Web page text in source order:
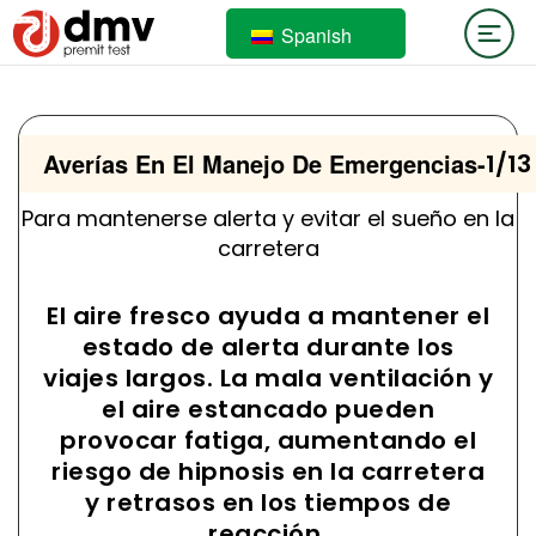
Spanish
Averías En El Manejo De Emergencias-1/13
Para mantenerse alerta y evitar el sueño en la
carretera
El aire fresco ayuda a mantener el
estado de alerta durante los
viajes largos. La mala ventilación y
el aire estancado pueden
provocar fatiga, aumentando el
riesgo de hipnosis en la carretera
y retrasos en los tiempos de